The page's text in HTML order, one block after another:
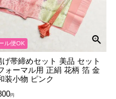
ル便OK
げ帯締めセット 美品 セット
ォーマル用 正絹 花柄 箔 金
装小物 ピンク